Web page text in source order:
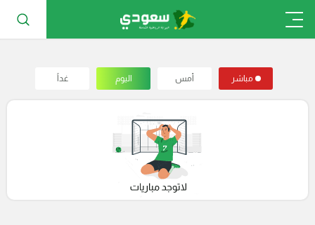
مباشر أمس اليوم غداً